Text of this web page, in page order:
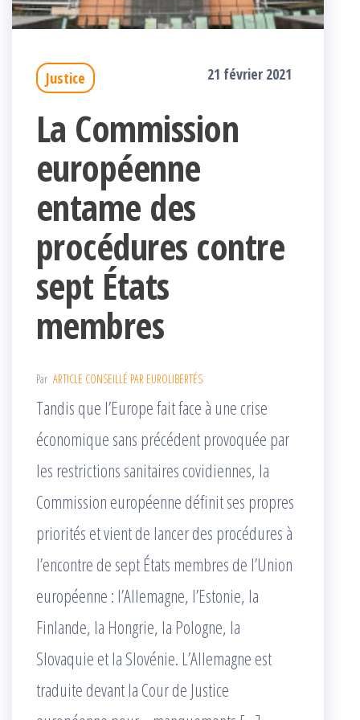
Justice 21 février 2021
La Commission
européenne
entame des
procédures contre
sept États
membres
Par ARTICLE CONSEILLÉ PAR EUROLIBERTÉS
Tandis que l’Europe fait face à une crise
économique sans précédent provoquée par
les restrictions sanitaires covidiennes, la
Commission européenne définit ses propres
priorités et vient de lancer des procédures à
l’encontre de sept États membres de l’Union
européenne : l’Allemagne, l’Estonie, la
Finlande, la Hongrie, la Pologne, la
Slovaquie et la Slovénie. L’Allemagne est
traduite devant la Cour de Justice